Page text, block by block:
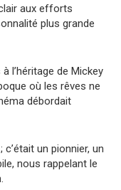
aux efforts
plus grande
l’héritage de Mickey
où les rêves ne
débordait
un pionnier, un
nous rappelant le